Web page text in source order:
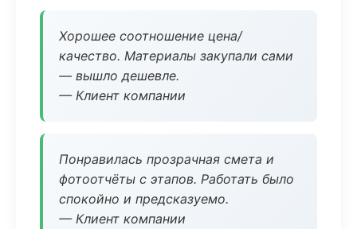
Хорошее соотношение цена/
качество. Материалы закупали сами
— вышло дешевле.
— Клиент компании
Понравилась прозрачная смета и
фотоотчёты с этапов. Работать было
спокойно и предсказуемо.
— Клиент компании